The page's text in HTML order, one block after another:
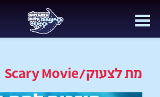
מת לצעוק/Scary Movie